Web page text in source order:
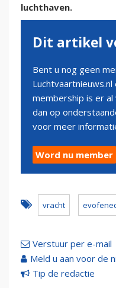
luchthaven.
Dit artikel
Bent u nog geen
Luchtvaartnieuws.nl
membership is er al
dan op
voor meer
Word nu member
vracht
Verstuur per e-mail
Meld u aan voor de
Tip de redactie